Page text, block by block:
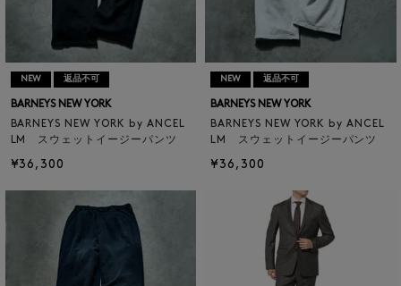
NEW 返品不可
BARNEYS NEW YORK
BARNEYS NEW YORK by ANCEL
LM スウェットイージーパンツ
¥36,300
NEW 返品不可
BARNEYS NEW YORK
BARNEYS NEW YORK by ANCEL
LM スウェットイージーパンツ
¥36,300